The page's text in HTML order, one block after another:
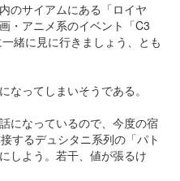
のサイアムにある「ロイヤ
・アニメ系のイベント「C3
緒に見に行きましょう、とも
なってしまいそうである。
になっているので、今度の宿
するデュシタニ系列の「パト
しよう。若干、値が張るけ